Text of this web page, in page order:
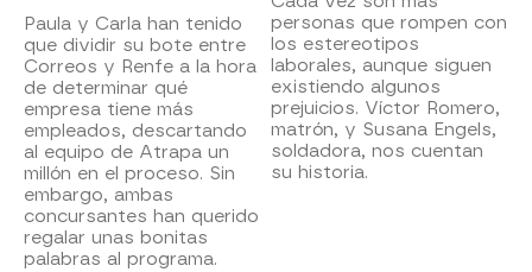
Paula y Carla han tenido
que dividir su bote entre
Correos y Renfe a la hora
de determinar qué
empresa tiene más
empleados, descartando
al equipo de Atrapa un
millón en el proceso. Sin
embargo, ambas
concursantes han querido
regalar unas bonitas
palabras al programa.
personas que rompen con
los estereotipos
laborales, aunque siguen
existiendo algunos
prejuicios. Víctor Romero,
matrón, y Susana Engels,
soldadora, nos cuentan
su historia.